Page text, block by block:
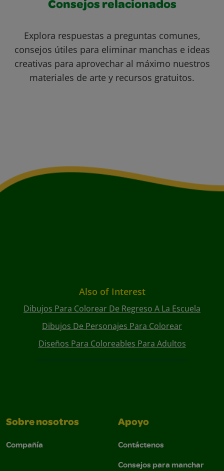
Consejos relacionados
Explora respuestas a preguntas comunes,
consejos útiles para eliminar manchas e ideas
creativas para aprovechar al máximo nuestros
materiales de arte y recursos gratuitos.
Also of Interest
Dibujos Para Colorear De Regreso A La Escuela
Dibujos De Personajes Para Colorear
Diseños Para Coloreables Para Adultos
Sobre nosotros
Compañía
Apoyo
Contáctenos
Consejos para manchar